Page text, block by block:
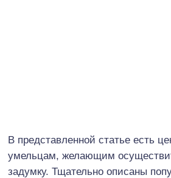
В представленной статье есть
умельцам, желающим
задумку. Тщательно описаны